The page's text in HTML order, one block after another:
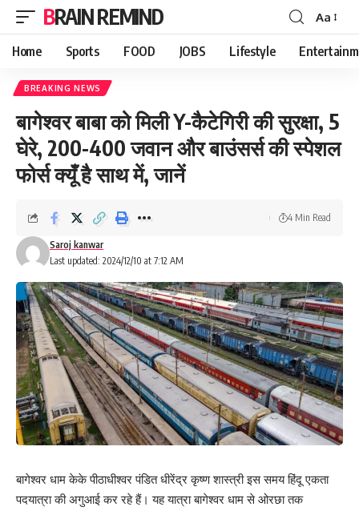
BRAIN REMIND
Font
Resizer
Aa
Home Sports FOOD JOBS Lifestyle
BREAKING NEWS
बागेश्वर बाबा को मिली Y-कैटेगिरी की सुरक्षा, 5
घेरे, 200-400 जवान और बाउंसर्स की स्पेशल
फोर्स क्यूँ है साथ में, जानें
Last updated: 2024/12/10 at 7:12 AM
Saroj kanwar
4 Min Read
बागेश्वर धाम केके पीठाधीश्वर पंडित धीरेंद्र कृष्ण शास्त्री इस समय हिंदू एकता
पदयात्रा की अगुआई कर रहे हैं। यह यात्रा बागेश्वर धाम से ओरछा तक